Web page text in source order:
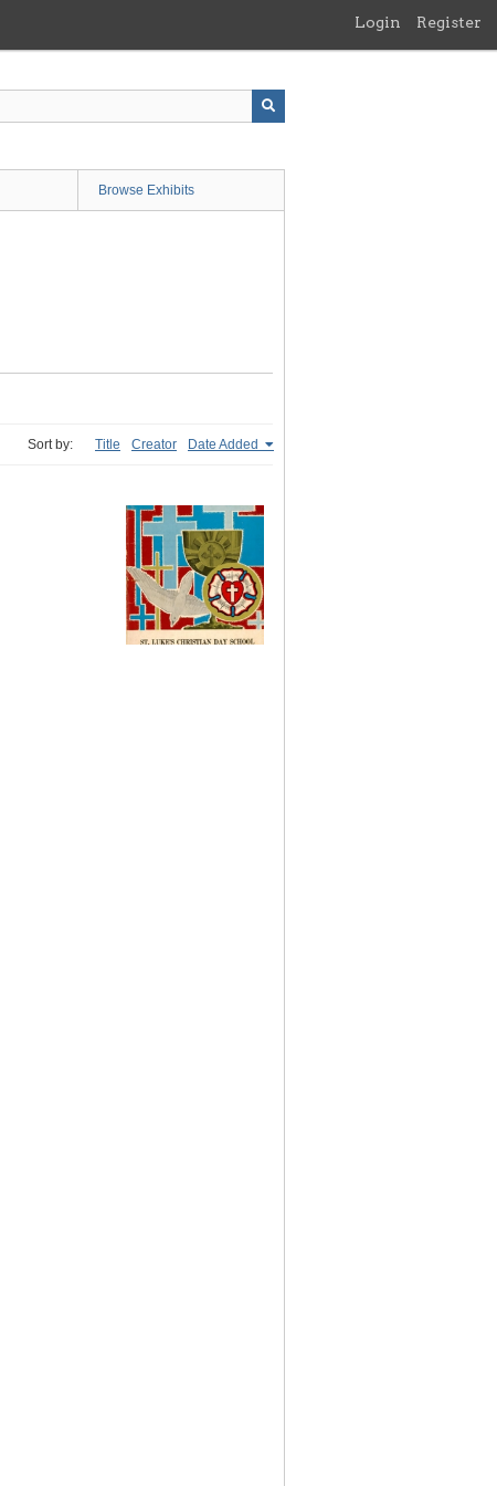
Login Register
Browse Exhibits
Sort by: Title Creator Date Added